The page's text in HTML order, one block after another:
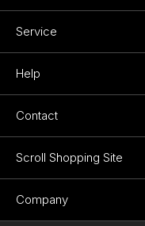
Service
Help
Contact
Scroll Shopping Site
Company